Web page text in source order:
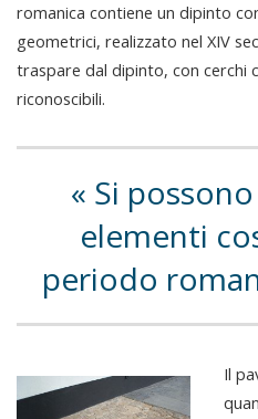
romanica contiene un dipinto
geometrici, realizzato nel XIV
traspare dal dipinto, con cerchi
riconoscibili.
Si
elementi
periodo
Il